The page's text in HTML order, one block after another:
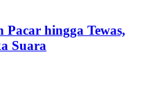
hingga Tewas,
Suara